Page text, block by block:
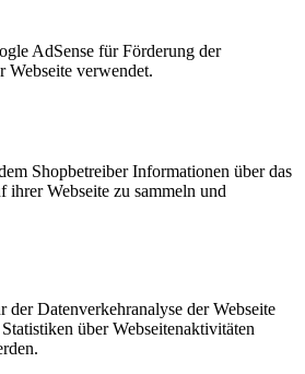
AdSense für Förderung der
Webseite verwendet.
Shopbetreiber Informationen über das
ihrer Webseite zu sammeln und
Datenverkehranalyse der Webseite
über Webseitenaktivitäten